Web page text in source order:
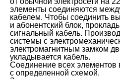
элементы соединяются
кабелем. Чтобы соединить
и абонентский блок,
сигнальный кабель.
системы с
электромагнитным замком
укладывается кабель.
Соединение всех элементов
с определенной схемой.